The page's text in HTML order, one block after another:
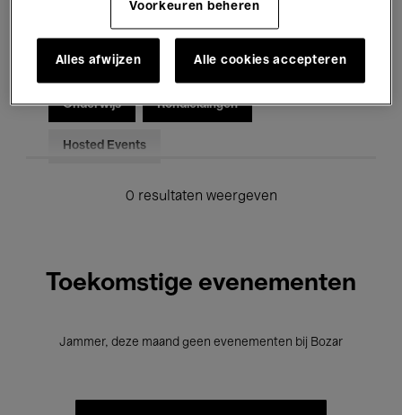
Voor iedereen Kids’ Palace
Onderwijs Rondleidingen
Hosted Events
0 resultaten weergeven
Toekomstige evenementen
Jammer, deze maand geen evenementen bij Bozar
Voorkeuren beheren
Alles afwijzen Alle cookies accepteren